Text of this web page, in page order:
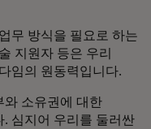
무 방식을 필요로 하는
지원자 등은 우리
임의 원동력입니다.
와 소유권에 대한
심지어 우리를 둘러싼